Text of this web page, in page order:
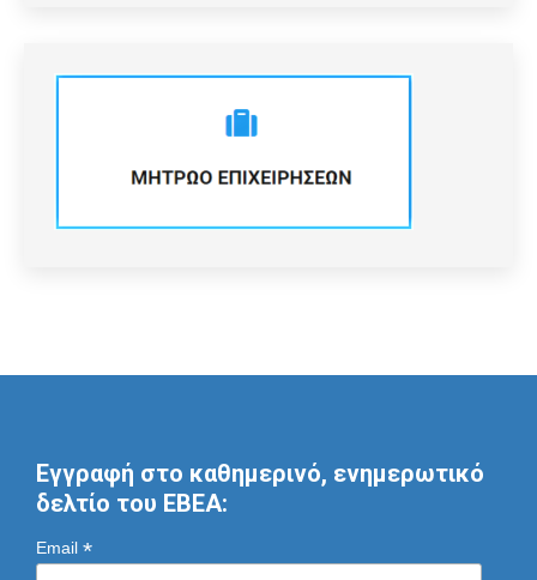
Εγγραφή στο καθημερινό, ενημερωτικό
δελτίο του ΕΒΕΑ:
Email *